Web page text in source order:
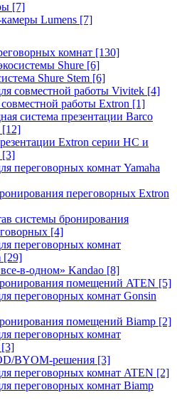
[7]
Lumens [7]
комнат [130]
Shure [6]
Shure Stem [6]
совместной работы Vivitek [4]
работы Extron [1]
система презентации Barco
[12]
Extron серии HC и
[3]
переговорных комнат Yamaha
переговорных Extron
системы бронирования
[4]
переговорных комнат
[29]
в-одном» Kandao [8]
помещений ATEN [5]
переговорных комнат Gonsin
помещений Biamp [2]
переговорных комнат
[3]
BYOM-решения [3]
переговорных комнат ATEN [2]
переговорных комнат Biamp